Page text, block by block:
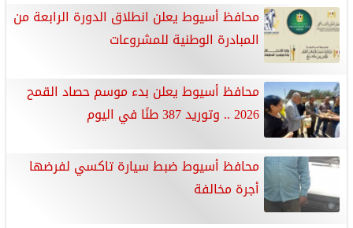
محافظ أسيوط يعلن انطلاق الدورة الرابعة من
المبادرة الوطنية للمشروعات
محافظ أسيوط يعلن بدء موسم حصاد القمح
2026 .. وتوريد 387 طنًا في اليوم
محافظ أسيوط ضبط سيارة تاكسي لفرضها
أجرة مخالفة